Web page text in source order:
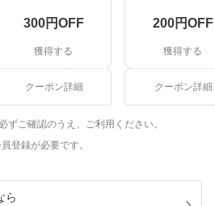
300円OFF
獲得する
クーポン詳細
200円OFF
獲得する
クーポン詳細
ずご確認のうえ、ご利用ください。
登録が必要です。
ら